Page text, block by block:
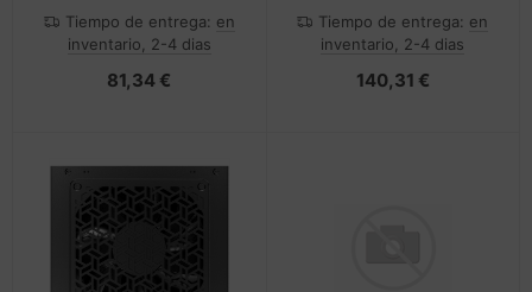
Midi/Minitower - ATX
Tiempo de entrega: en
inventario, 2-4 dias
81,34 €
Tiempo de entrega: en
inventario, 2-4 dias
140,31 €